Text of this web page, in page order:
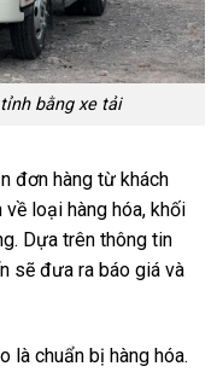
bằng xe tải
đơn hàng từ khách
về loại hàng hóa, khối
Dựa trên thông tin
sẽ đưa ra báo giá và
là chuẩn bị hàng hóa.